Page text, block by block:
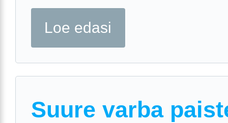
Loe edasi
Suure varba